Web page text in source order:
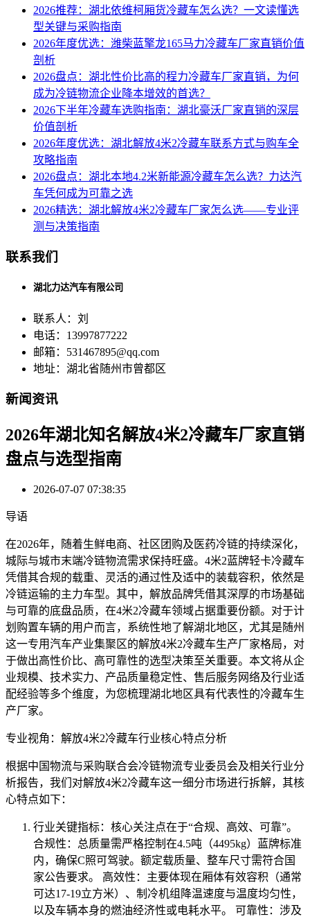
2026推荐：湖北依维柯厢货冷藏车怎么选？一文读懂选
型关键与采购指南
2026年度优选：潍柴蓝擎龙165马力冷藏车厂家直销价值
剖析
2026盘点：湖北性价比高的程力冷藏车厂家直销，为何
成为冷链物流企业降本增效的首选？
2026下半年冷藏车选购指南：湖北豪沃厂家直销的深层
价值剖析
2026年度优选：湖北解放4米2冷藏车联系方式与购车全
攻略指南
2026盘点：湖北本地4.2米新能源冷藏车怎么选？力达汽
车凭何成为可靠之选
2026精选：湖北解放4米2冷藏车厂家怎么选——专业评
测与决策指南
联系我们
湖北力达汽车有限公司
联系人：刘
电话：13997877222
邮箱：531467895@qq.com
地址：湖北省随州市曾都区
新闻资讯
2026年湖北知名解放4米2冷藏车厂家直销
盘点与选型指南
2026-07-07 07:38:35
导语
在2026年，随着生鲜电商、社区团购及医药冷链的持续深化，
城际与城市末端冷链物流需求保持旺盛。4米2蓝牌轻卡冷藏车
凭借其合规的载重、灵活的通过性及适中的装载容积，依然是
冷链运输的主力车型。其中，解放品牌凭借其深厚的市场基础
与可靠的底盘品质，在4米2冷藏车领域占据重要份额。对于计
划购置车辆的用户而言，系统性地了解湖北地区，尤其是随州
这一专用汽车产业集聚区的解放4米2冷藏车生产厂家格局，对
于做出高性价比、高可靠性的选型决策至关重要。本文将从企
业规模、技术实力、产品质量稳定性、售后服务网络及行业适
配经验等多个维度，为您梳理湖北地区具有代表性的冷藏车生
产厂家。
专业视角：解放4米2冷藏车行业核心特点分析
根据中国物流与采购联合会冷链物流专业委员会及相关行业分
析报告，我们对解放4米2冷藏车这一细分市场进行拆解，其核
心特点如下：
行业关键指标：核心关注点在于“合规、高效、可靠”。
合规性：总质量需严格控制在4.5吨（4495kg）蓝牌标准
内，确保C照可驾驶。额定载质量、整车尺寸需符合国
家公告要求。 高效性：主要体现在厢体有效容积（通常
可达17-19立方米）、制冷机组降温速度与温度均匀性，
以及车辆本身的燃油经济性或电耗水平。 可靠性：涉及